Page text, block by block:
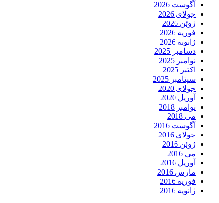
آگوست 2026
جولای 2026
ژوئن 2026
فوریه 2026
ژانویه 2026
دسامبر 2025
نوامبر 2025
اکتبر 2025
سپتامبر 2025
جولای 2020
آوریل 2020
نوامبر 2018
می 2018
آگوست 2016
جولای 2016
ژوئن 2016
می 2016
آوریل 2016
مارس 2016
فوریه 2016
ژانویه 2016